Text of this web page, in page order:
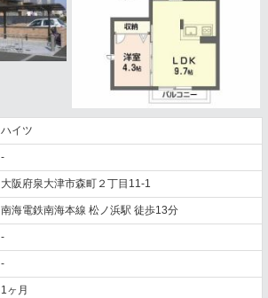
ハイツ
-
大阪府泉大津市森町２丁目11-1
南海電鉄南海本線 松ノ浜駅 徒歩13分
-
-
1ヶ月